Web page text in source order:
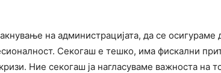
на администрацијата, да се осигураме
Секогаш е тешко, има фискални
Ние секогаш ја нагласуваме важноста на